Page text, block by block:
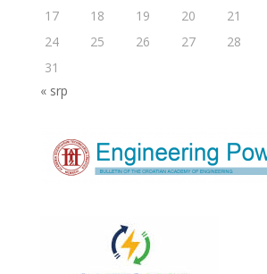
17
18 19 20 21
24
25 26 27 28
31
« srp